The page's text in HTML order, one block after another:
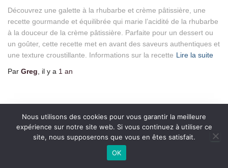
Découvrez une galette à la rhubarbe et crème pâtissière, une
recette gourmande et équilibrée qui marie l’acidité de la rhubarbe
à la douceur de la crème pâtissière. Parfaite pour un dessert ou
un goûter, cette recette met en avant des saveurs authentiques et
une texture croustillante. Informations sur la recette Lire la suite
Par Greg , il y a 1 an
Nous utilisons des cookies pour vous garantir la meilleure
expérience sur notre site web. Si vous continuez à utiliser ce
site, nous supposerons que vous en êtes satisfait.
OK